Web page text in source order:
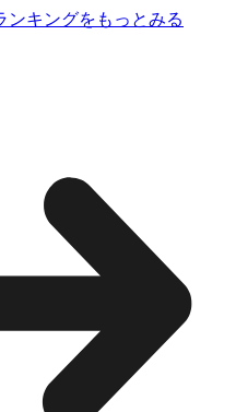
ンキングをもっとみる